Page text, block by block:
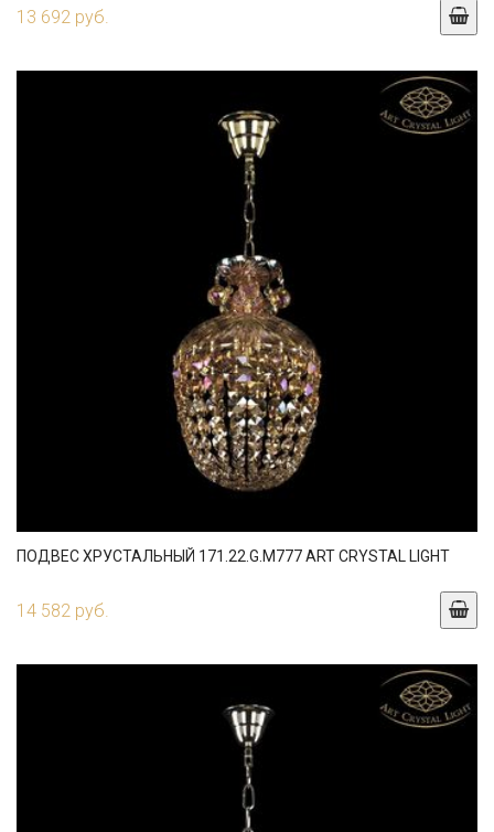
13 692 руб.
ПОДВЕС ХРУСТАЛЬНЫЙ 171.22.G.M777 ART CRYSTAL LIGHT
14 582 руб.